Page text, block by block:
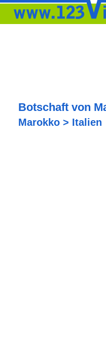
Botschaft von
Marokko > Italien